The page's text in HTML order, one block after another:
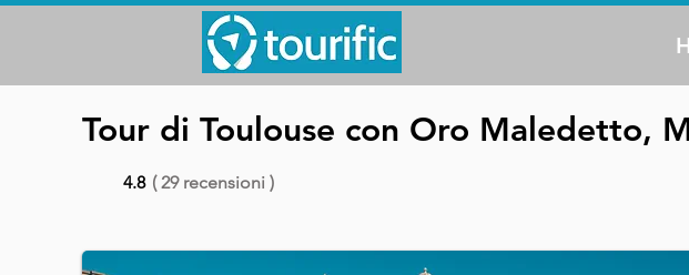
Tour di Toulouse con Oro Maledetto,
4.8 ( 29 recensioni )